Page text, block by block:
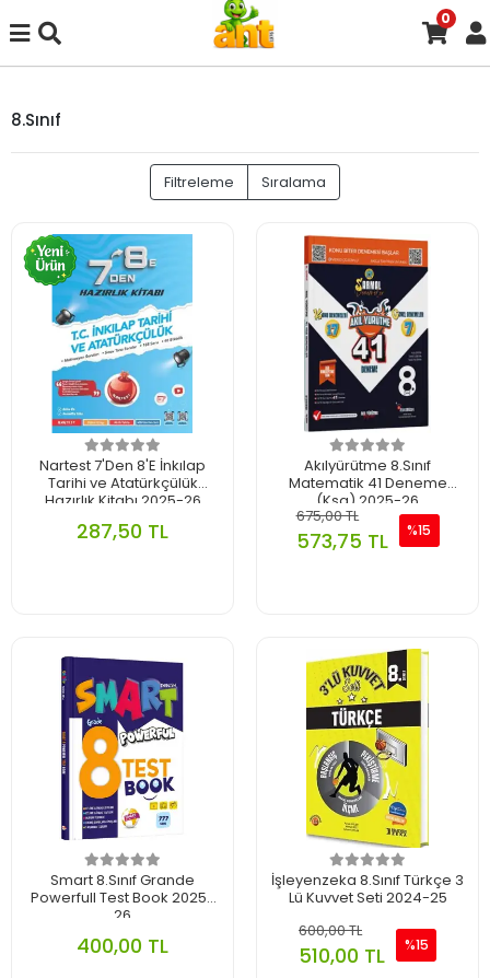
0
8.Sınıf
Filtreleme Sıralama
Nartest 7'Den 8'E İnkılap
Tarihi ve Atatürkçülük
Hazırlık Kitabı 2025-26
287,50 TL
Akılyürütme 8.Sınıf
Matematik 41 Deneme
(Ksg) 2025-26
675,00 TL
573,75 TL %15
Smart 8.Sınıf Grande
Powerfull Test Book 2025-
26
400,00 TL
İşleyenzeka 8.Sınıf Türkçe 3
Lü Kuvvet Seti 2024-25
600,00 TL
510,00 TL %15